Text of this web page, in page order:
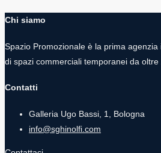
Chi siamo
Spazio Promozionale è la prima
di spazi commerciali temporanei da oltre
Contatti
Galleria Ugo Bassi, 1, Bologna
info@sghinolfi.com